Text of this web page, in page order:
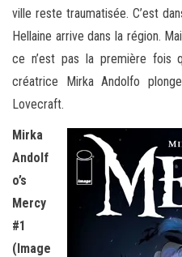
ville reste traumatisée. C’est
Hellaine arrive dans la région.
ce n’est pas la première fois
créatrice Mirka Andolfo
Lovecraft.
Mirka
Andolf
o’s
Mercy
#1
(Image